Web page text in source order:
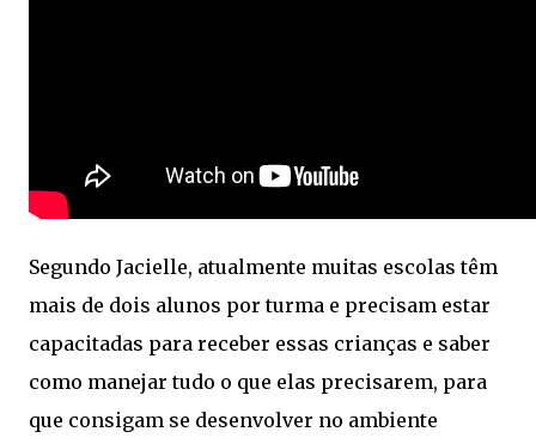
Segundo Jacielle, atualmente muitas escolas têm
mais de dois alunos por turma e precisam estar
capacitadas para receber essas crianças e saber
como manejar tudo o que elas precisarem, para
que consigam se desenvolver no ambiente